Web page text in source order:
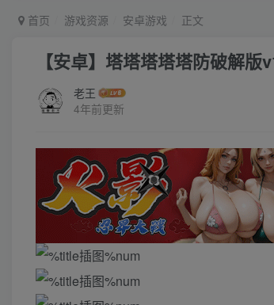
首页 游戏资源 安卓游戏 正文
【安卓】塔塔塔塔塔防破解版
老王
4年前更新